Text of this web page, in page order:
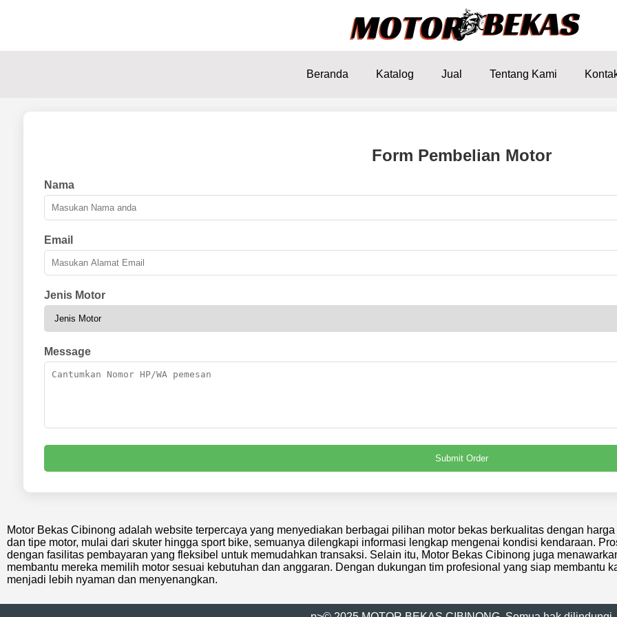
Beranda Katalog Jual Tentang Kami
Form Pembelian Motor
Nama
Email
Jenis Motor
Message
Submit Order
Motor Bekas Cibinong adalah website terpercaya yang menyediakan berbagai pilihan motor bekas berkualitas dengan
dan tipe motor, mulai dari skuter hingga sport bike, semuanya dilengkapi informasi lengkap mengenai kondisi kendaraan.
dengan fasilitas pembayaran yang fleksibel untuk memudahkan transaksi. Selain itu, Motor Bekas Cibinong juga
membantu mereka memilih motor sesuai kebutuhan dan anggaran. Dengan dukungan tim profesional yang siap membantu
menjadi lebih nyaman dan menyenangkan.